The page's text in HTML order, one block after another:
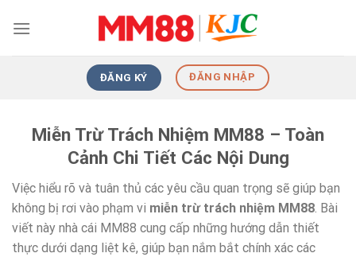
ĐĂNG KÝ ĐĂNG NHẬP
Miễn Trừ Trách Nhiệm MM88 – Toàn
Cảnh Chi Tiết Các Nội Dung
Việc hiểu rõ và tuân thủ các yêu cầu quan trọng sẽ giúp bạn
không bị rơi vào phạm vi miễn trừ trách nhiệm MM88. Bài
viết này nhà cái MM88 cung cấp những hướng dẫn thiết
thực dưới dạng liệt kê, giúp bạn nắm bắt chính xác các